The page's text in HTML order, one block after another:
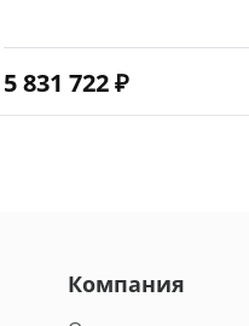
5 831 722₽
Компания